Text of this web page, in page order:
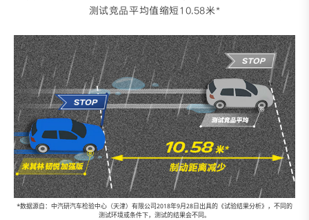
*数据源自：中汽研汽车检验中心（天津）有限公司2018年9月28日出具的《试验结果分析》，不同的
测试环境或条件下，测试的结果会不同。
测试竞品平均值缩短10.58米*